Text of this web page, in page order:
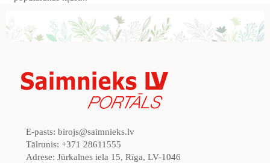
E-pasts: birojs@saimnieks.lv
Tālrunis: +371 28611555
Adrese: Jūrkalnes iela 15, Rīga, LV-1046